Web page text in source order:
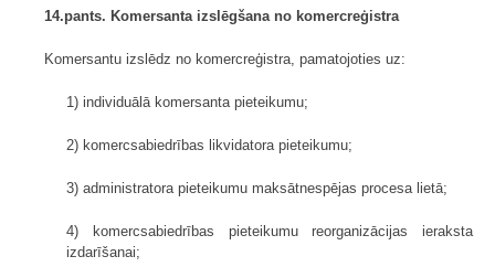
14.pants. Komersanta izslēgšana no komercreģistra
Komersantu izslēdz no komercreģistra, pamatojoties uz:
1) individuālā komersanta pieteikumu;
2) komercsabiedrības likvidatora pieteikumu;
3) administratora pieteikumu maksātnespējas procesa lietā;
4) komercsabiedrības pieteikumu reorganizācijas ieraksta
izdarīšanai;